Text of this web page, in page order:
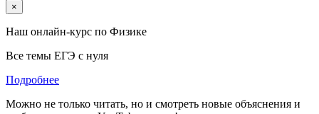
×
Наш онлайн-курс по Физике
Все темы ЕГЭ с нуля
Подробнее
Можно не только читать, но и смотреть новые объяснения и